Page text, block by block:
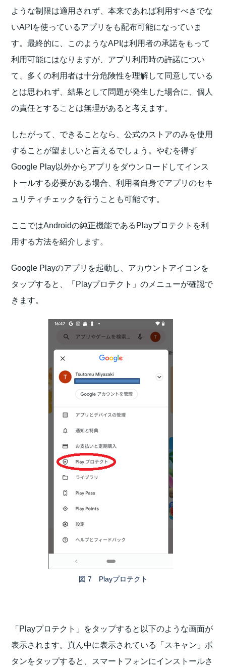
ような制限は適用されず、本来であれば利用すべきでな
いAPIを使っているアプリをも配布可能になっていま
す。最終的に、このようなAPIは利用者の承諾をもって
利用可能にはなりますが、アプリ利用時の許諾につい
て、多くの利用者は十分危険性を理解して同意している
とは思われず、結果として問題が発生した場合に、個人
の責任とすることは無理があると考えます。
したがって、できることなら、公式のストアのみを使用
することが望ましいと言えるでしょう。やむを得ず
Google Play以外からアプリをダウンロードしてインス
トールする必要がある場合、利用者自身でアプリのセキ
ュリティチェックを行うことも可能です。
ここではAndroidの純正機能であるPlayプロテクトを利
用する方法を紹介します。
Google Playのアプリを起動し、アカウントアイコンを
タップすると、「Playプロテクト」のメニューが確認で
きます。
図 7 Playプロテクト
「Playプロテクト」をタップすると以下のような画面が
表示されます。真ん中に表示されている「スキャン」ボ
タンをタップすると、スマートフォンにインストールさ